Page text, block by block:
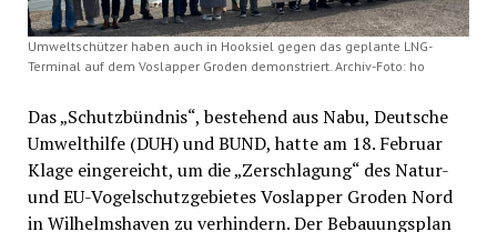
Umweltschützer haben auch in Hooksiel gegen das geplante LNG-
Terminal auf dem Voslapper Groden demonstriert. Archiv-Foto: ho
Das „Schutzbündnis“, bestehend aus Nabu, Deutsche
Umwelthilfe (DUH) und BUND, hatte am 18. Februar
Klage eingereicht, um die „Zerschlagung“ des Natur-
und EU-Vogelschutzgebietes Voslapper Groden Nord
in Wilhelmshaven zu verhindern. Der Bebauungsplan